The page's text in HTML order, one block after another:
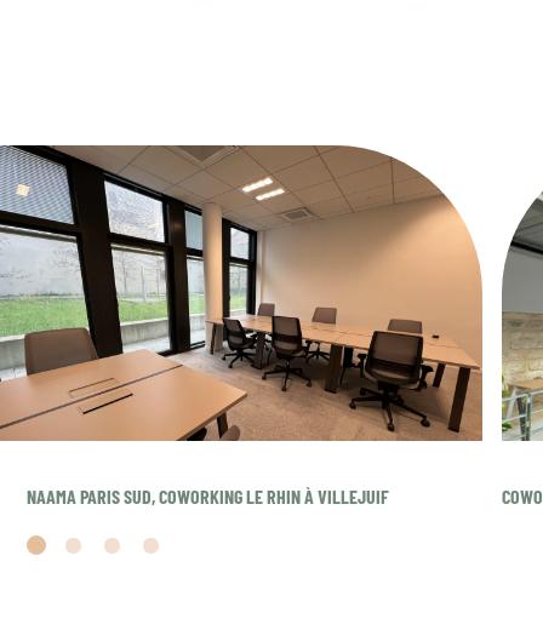
NAAMA PARIS SUD, COWORKING LE RHIN À VILLEJUIF